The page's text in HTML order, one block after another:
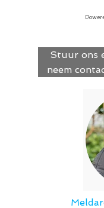
Stuur ons
neem